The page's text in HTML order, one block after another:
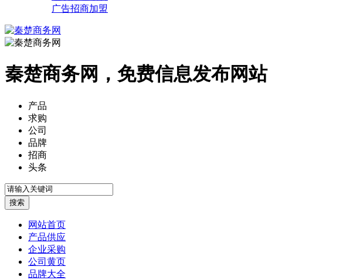
广告招商加盟
秦楚商务网，免费信息发布网站
产品
求购
公司
品牌
招商
头条
网站首页
产品供应
企业采购
公司黄页
品牌大全